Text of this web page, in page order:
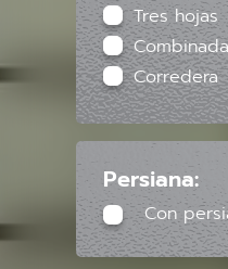
Tres hojas
Corredera
Persiana:
Con